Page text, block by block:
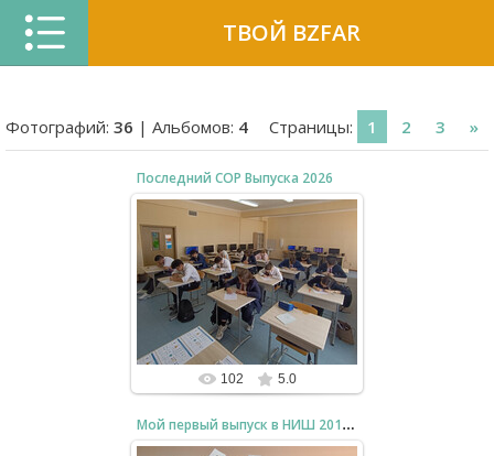
ТВОЙ BZFAR
Фотографий: 36 | Альбомов: 4 Страницы: 1 2 3 »
Последний СОР Выпуска 2026
30.04.2026
Computer Science (Advanced): Асхат,
Алишер, Алихан, Кирилл, Расул,
Асылхан, Дарья, Константин,
Александр, Дидар, Дами...
bzfar77
102 5.0
Мой первый выпуск в НИШ 2015 год